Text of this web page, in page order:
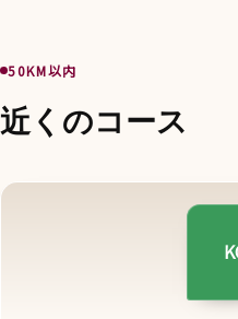
50KM以内
近くのコース